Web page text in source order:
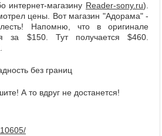
Рейтинги
Архив
интернет-магазину Reader-sony.ru).
цены. Вот магазин "Адорама" -
Напомню, что в оригинале
за $150. Тут получается $460.
А то вдруг не достанется!